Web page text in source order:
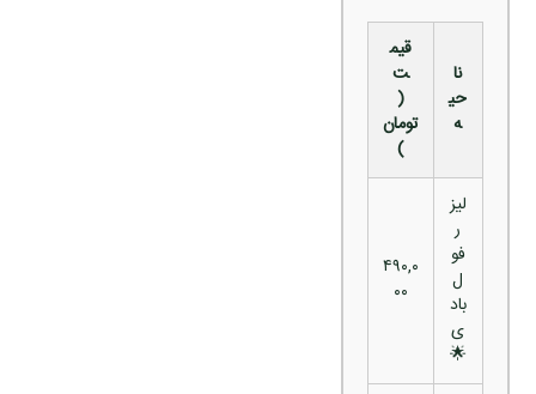
نا
حی
ه
قیم
ت
(
تومان
)
لیز
ر
فو
ل
باد
ی
🌟
۴۹۰,۰
۰۰